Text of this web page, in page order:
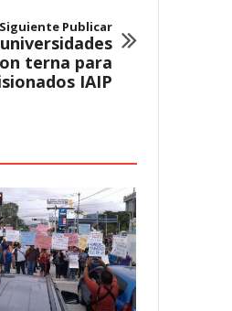
Siguiente Publicar
terna para
IAIP